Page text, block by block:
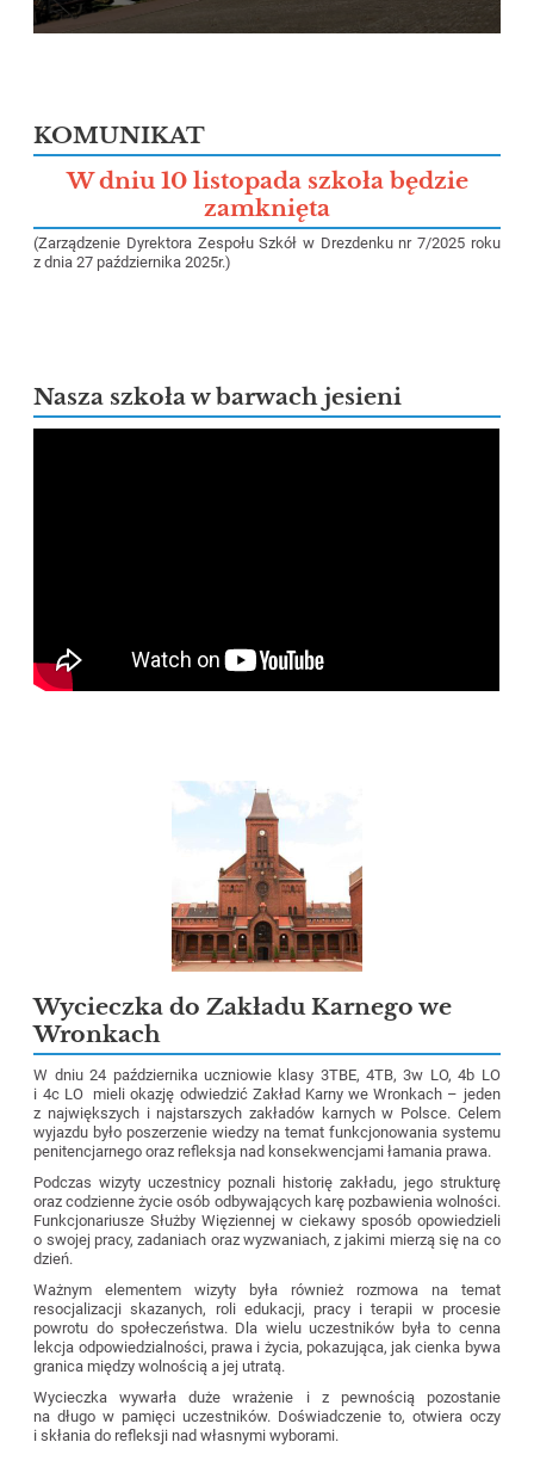
KOMUNIKAT
W dniu 10 listopada szkoła będzie
zamknięta
(Zarządzenie Dyrektora Zespołu Szkół w Drezdenku nr 7/2025 roku
z dnia 27 października 2025r.)
Nasza szkoła w barwach jesieni
Wycieczka do Zakładu Karnego we
Wronkach
W dniu 24 października uczniowie klasy 3TBE, 4TB, 3w LO, 4b LO
i 4c LO mieli okazję odwiedzić Zakład Karny we Wronkach – jeden
z największych i najstarszych zakładów karnych w Polsce. Celem
wyjazdu było poszerzenie wiedzy na temat funkcjonowania systemu
penitencjarnego oraz refleksja nad konsekwencjami łamania prawa.
Podczas wizyty uczestnicy poznali historię zakładu, jego strukturę
oraz codzienne życie osób odbywających karę pozbawienia wolności.
Funkcjonariusze Służby Więziennej w ciekawy sposób opowiedzieli
o swojej pracy, zadaniach oraz wyzwaniach, z jakimi mierzą się na co
dzień.
Ważnym elementem wizyty była również rozmowa na temat
resocjalizacji skazanych, roli edukacji, pracy i terapii w procesie
powrotu do społeczeństwa. Dla wielu uczestników była to cenna
lekcja odpowiedzialności, prawa i życia, pokazująca, jak cienka bywa
granica między wolnością a jej utratą.
Wycieczka wywarła duże wrażenie i z pewnością pozostanie
na długo w pamięci uczestników. Doświadczenie to, otwiera oczy
i skłania do refleksji nad własnymi wyborami.